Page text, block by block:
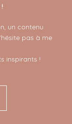
un contenu
pas à me
inspirants !